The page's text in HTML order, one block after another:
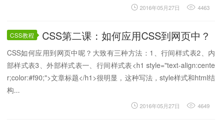
2016年05月27日 4463
CSS教程 CSS第二课：如何应用CSS到网页中？
CSS如何应用到网页中呢？大致有三种方法：1、行间样式表2、内
部样式表3、外部样式表一、行间样式表<h1 style="text-align:cente
r;color:#f90;">文章标题</h1>很明显，这种写法，style样式和html结
构...
2016年05月27日 4649